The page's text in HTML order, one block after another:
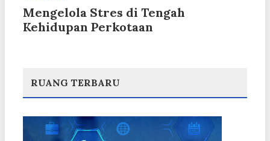
Mengelola Stres di Tengah
Kehidupan Perkotaan
RUANG TERBARU